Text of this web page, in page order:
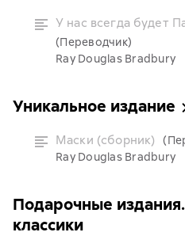
У нас всегда будет
(Переводчик)
Ray Douglas Bradbury
Уникальное издание
Маски (сборник)
Ray Douglas Bradbury
Подарочные
классики